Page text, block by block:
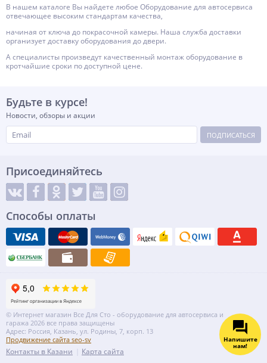
В нашем каталоге Вы найдете любое Оборудование для автосервиса
отвечающее высоким стандартам качества,
начиная от ключа до покрасочной камеры. Наша служба доставки
организует доставку оборудования до двери.
А специалисты произведут качественный монтаж оборудование в
кротчайшие сроки по доступной цене.
Будьте в курсе!
Новости, обзоры и акции
ПОДПИСАТЬСЯ
Присоединяйтесь
Способы оплаты
© Интернет магазин Все Для Сто - оборудование для автосервиса и
гаража 2026 все права защищены
Адрес: Россия, Казань, ул. Родины, 7, корп. 13
Продвижение сайта seo-sv
Контакты в Казани Карта сайта
Напишите
нам!